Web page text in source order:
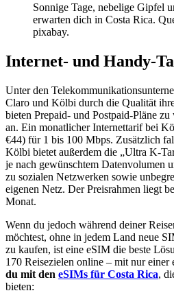
Sonnige Tage, nebelige Gipfel
erwarten dich in Costa Rica.
pixabay.
Internet- und Handy-
Unter den
Claro und Kölbi durch die Qualität
bieten Prepaid- und Postpaid-Pläne
an. Ein monatlicher Internettarif bei
€44) für 1 bis 100 Mbps. Zusätzlich
Kölbi bietet außerdem die „Ultra K-
je nach gewünschtem Datenvolumen
zu sozialen Netzwerken sowie
eigenen Netz. Der Preisrahmen liegt
Monat.
Wenn du jedoch während deiner
möchtest, ohne in jedem Land neue
zu kaufen, ist eine eSIM die beste
170 Reisezielen online – mit nur einer
du mit den eSIMs für Costa Rica,
bieten: